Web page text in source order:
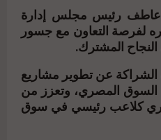
رئيس مجلس إدارة
لفرصة التعاون مع جسور
النجاح المشترك.
عن تطوير مشاريع
السوق المصري، وتعزز من
كلاعب رئيسي في سوق